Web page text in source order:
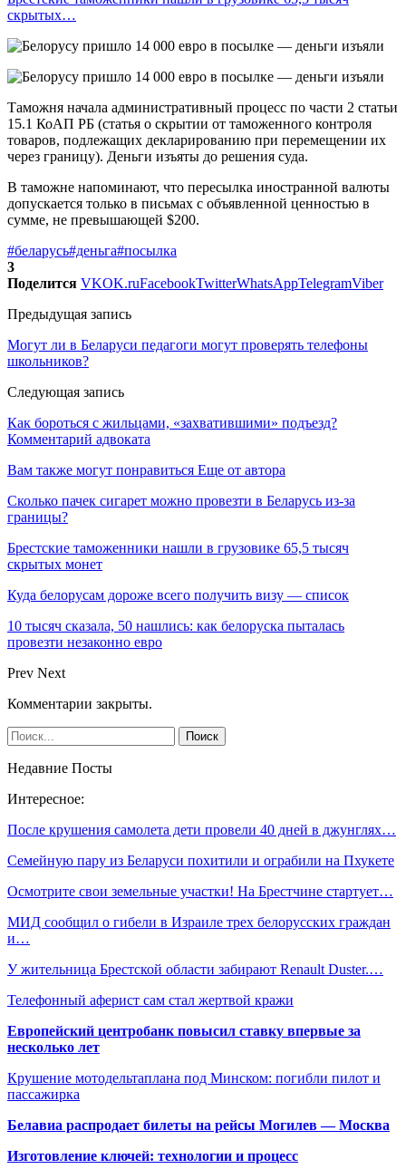
скрытых…
Таможня начала административный процесс по части 2 статьи
15.1 КоАП РБ (статья о скрытии от таможенного контроля
товаров, подлежащих декларированию при перемещении их
через границу). Деньги изъяты до решения суда.
В таможне напоминают, что пересылка иностранной валюты
допускается только в письмах с объявленной ценностью в
сумме, не превышающей $200.
#беларусь#деньга#посылка
3
Поделится VKOK.ruFacebookTwitterWhatsAppTelegramViber
Предыдущая запись
Могут ли в Беларуси педагоги могут проверять телефоны
школьников?
Следующая запись
Как бороться с жильцами, «захватившими» подъезд?
Комментарий адвоката
Вам также могут понравиться Еще от автора
Сколько пачек сигарет можно провезти в Беларусь из-за
границы?
Брестские таможенники нашли в грузовике 65,5 тысяч
скрытых монет
Куда белорусам дороже всего получить визу — список
10 тысяч сказала, 50 нашлись: как белоруска пыталась
провезти незаконно евро
Prev Next
Комментарии закрыты.
Недавние Посты
Интересное:
После крушения самолета дети провели 40 дней в джунглях…
Семейную пару из Беларуси похитили и ограбили на Пхукете
Осмотрите свои земельные участки! На Брестчине стартует…
МИД сообщил о гибели в Израиле трех белорусских граждан
и…
У жительница Брестской области забирают Renault Duster.…
Телефонный аферист сам стал жертвой кражи
Европейский центробанк повысил ставку впервые за
несколько лет
Крушение мотодельтаплана под Минском: погибли пилот и
пассажирка
Белавиа распродает билеты на рейсы Могилев — Москва
Изготовление ключей: технологии и процесс